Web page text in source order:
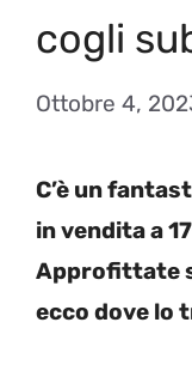
cogli
Ottobre 4,
C’è un
in vendita a
Approfittate
ecco dove lo